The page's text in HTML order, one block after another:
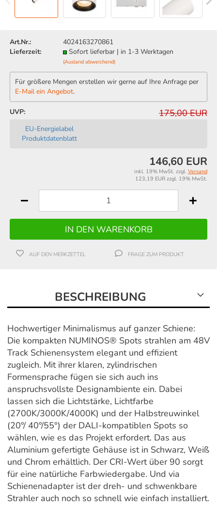
Art.Nr.:
4024163270861
Lieferzeit:
Sofort lieferbar | in 1-3 Werktagen
(Ausland abweichend)
Für größere Mengen erstellen wir gerne auf Ihre Anfrage per
E-Mail ein Angebot.
UVP: 175,00 EUR
EU-Energielabel
Produktdatenblatt
146,60 EUR
inkl. 19% MwSt. zzgl. Versand
123,19 EUR zzgl. 19% MwSt.
AUF DEN MERKZETTEL FRAGE ZUM PRODUKT
BESCHREIBUNG
Hochwertiger Minimalismus auf ganzer Schiene:
Die kompakten NUMINOS® Spots strahlen am 48V
Track Schienensystem elegant und effizient
zugleich. Mit ihrer klaren, zylindrischen
Formensprache fügen sie sich auch ins
anspruchsvollste Designambiente ein. Dabei
lassen sich die Lichtstärke, Lichtfarbe
(2700K/3000K/4000K) und der Halbstreuwinkel
(20°/ 40°/55°) der DALI-kompatiblen Spots so
wählen, wie es das Projekt erfordert. Das aus
Aluminium gefertigte Gehäuse ist in Schwarz, Weiß
und Chrom erhältlich. Der CRI-Wert über 90 sorgt
für eine natürliche Farbwiedergabe. Und via
Schienenadapter ist der dreh- und schwenkbare
Strahler auch noch so schnell wie einfach installiert.